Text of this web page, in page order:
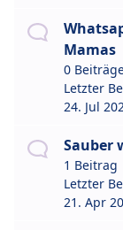
Mamas
0
Letzter
24. Jul
Sauber
1 Beitrag
Letzter
21. Apr